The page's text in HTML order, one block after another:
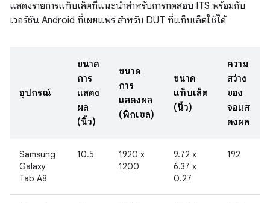
แสดงรายการแท็บเล็ตที่แนะนําสําหรับการทดสอบ ITS พร้อมกับ
เวอร์ชัน Android ที่เผยแพร่ สําหรับ DUT ที่แท็บเล็ตใช้ได้
อุปกรณ์
ขนาด
การ
แสดง
ผล
(นิ้ว)
ขนาด
การ
แสดงผล
(พิกเซล)
ขนาด
แท็บเล็ต
(นิ้ว)
ความ
สว่าง
ของ
จอแส
ดงผล
Samsung
Galaxy
Tab A8
10.5
1920 x
1200
9.72 x
6.37 x
0.27
192